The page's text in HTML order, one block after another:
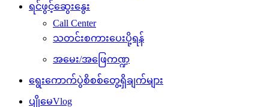
ရင်ဖွင့်ဆွေးနွေး
Call Center
သတင်းစကားပေးပို့ရန်
အမေး/အဖြေကဏ္ဍ
ရွေးကောက်ပွဲစိစစ်တွေ့ရှိချက်များ
ပျိုမေVlog